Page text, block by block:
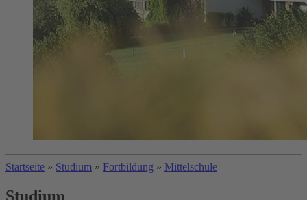
Startseite » Studium » Fortbildung » Mittelschule
Studium